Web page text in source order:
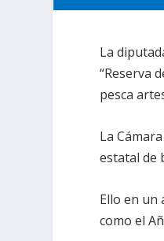
La
“Reserva
pesca
La
estatal de
Ello en un
como el